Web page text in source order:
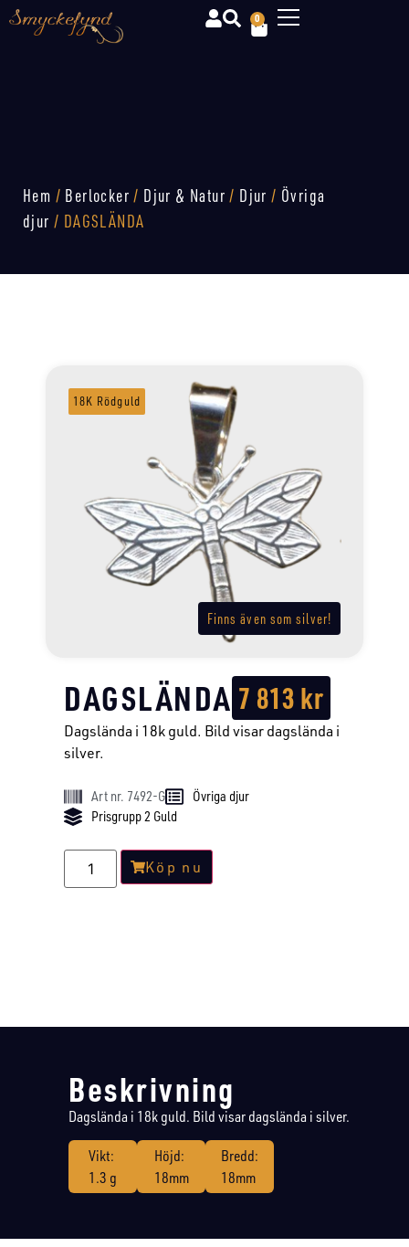
0
Hem / Berlocker / Djur & Natur / Djur / Övriga
djur / DAGSLÄNDA
Finns även som silver!
18K Rödguld
DAGSLÄNDA 7 813kr
Dagslända i 18k guld. Bild visar dagslända i
silver.
Art nr. 7492-G
Övriga djur
Prisgrupp 2 Guld
Köp nu
Beskrivning
Dagslända i 18k guld. Bild visar dagslända i silver.
Vikt:
1.3 g
Höjd:
18mm
Bredd:
18mm